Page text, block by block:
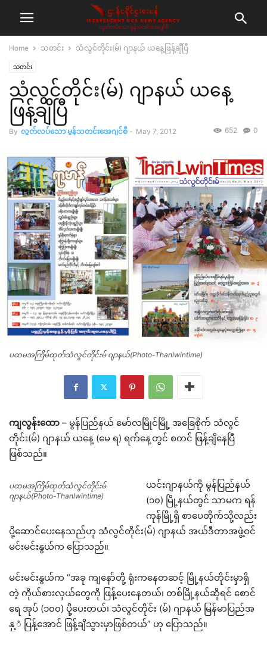
Home သတင်း သံလွင်တိုင်း(မ်) ဂျာနယ် ယနေ့ဖြန့်ချိပြီ
သတင်း
သံလွင်တိုင်း(မ်) ဂျာနယ် ယနေ့
ဖြန့်ချိပြီ
By လွတ်လပ်သော မွန်သတင်းအေဂျင်စီ - May 7, 2012 0
652
ပထမအကြိမ်ထုတ်သံလွင်တိုင်းမ် ဂျာနယ်(Photo-Thanlwintime)
ကျလွန်းထော – မွန်ပြည်နယ် မော်လမြိုင်မြို့ အခြေစိုက် သံလွင်
တိုင်း(မ်) ဂျာနယ် ယနေ့ (မေ ရ) ရက်နေ့တွင် စတင် ဖြန့်ချိနေပြီ
ဖြစ်သည်။
ပထမအကြိမ်ထုတ်သံလွင်တိုင်းမ်
ဂျာနယ်(Photo-Thanlwintime)
ယင်းဂျာနယ်ကို မွန်ပြည်နယ်
(၁၀) မြို့နယ်တွင် သာမက ရန်
ကုန်မြို့ရှိ စာပေတိုက်သို့လည်း
ပို့ဆောင်ပေးနေသည်ဟု သံလွင်တိုင်း(မ်) ဂျာနယ် အယ်ဒီတာအဖွဲ့ဝင်
မင်းမင်းနွယ်က ပြောသည်။
မင်းမင်းနွယ်က “အခု ကျနော်တို့ ရုံးကနေတဆင့် မြို့နယ်တိုင်းမှာရှိ
တဲ့ ကိုယ်စားလှယ်တွေကို ဖြန့်ပေးနေတယ်၊ တစ်မြို့နယ်ဆိုရင် စောင်
ရေ အုပ် (၁၀၀) ပို့ပေးတယ်၊ သံလွင်တိုင်း (မ်) ဂျာနယ် မြန်မာပြည်အ
နှ့ံ ပြန့်အောင် ဖြန့်ချိသွားမှာဖြစ်တယ်” ဟု ပြောသည်။